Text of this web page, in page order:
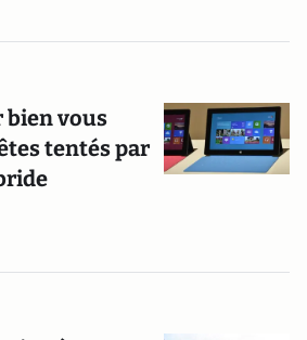
bien vous
tentés par